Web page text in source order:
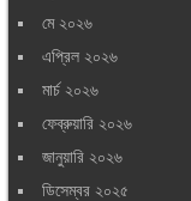
মে ২০২৬
এপ্রিল ২০২৬
মার্চ ২০২৬
ফেব্রুয়ারি ২০২৬
জানুয়ারি ২০২৬
ডিসেম্বর ২০২৫